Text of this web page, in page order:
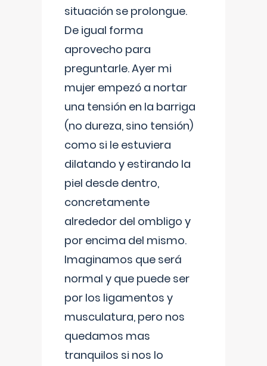
situación se prolongue.
De igual forma
aprovecho para
preguntarle. Ayer mi
mujer empezó a nortar
una tensión en la barriga
(no dureza, sino tensión)
como si le estuviera
dilatando y estirando la
piel desde dentro,
concretamente
alrededor del ombligo y
por encima del mismo.
Imaginamos que será
normal y que puede ser
por los ligamentos y
musculatura, pero nos
quedamos mas
tranquilos si nos lo